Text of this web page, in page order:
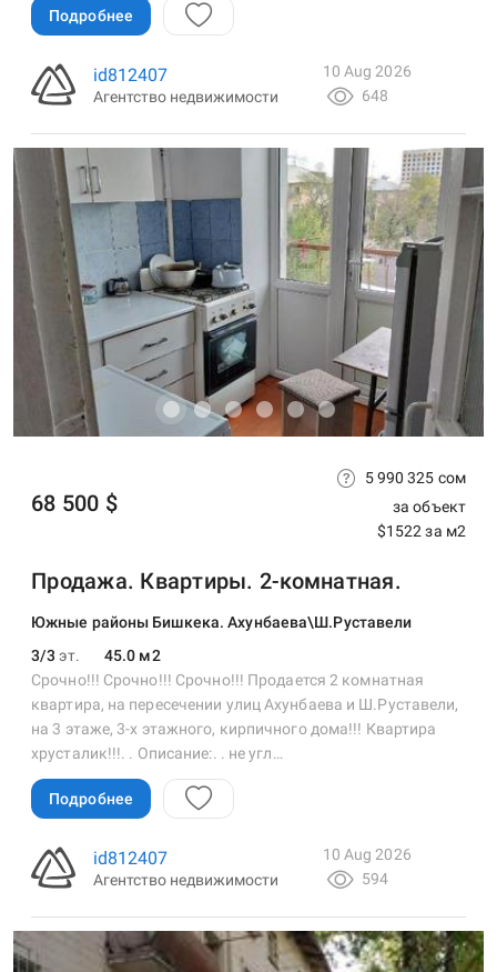
Подробнее
id812407
Агентство недвижимости
10 Aug 2026
648
Продажа. Квартиры. 2-комнатная.
Южные районы Бишкека. Ахунбаева\Ш.Руставели
3/3 эт. 45.0 м2
68 500 $
5 990 325 сом
за объект
$1522 за м2
Срочно!!! Срочно!!! Срочно!!! Продается 2 комнатная
квартира, на пересечении улиц Ахунбаева и Ш.Руставели,
на 3 этаже, 3-х этажного, кирпичного дома!!! Квартира
хрусталик!!!. . Описание:. . не угл…
Подробнее
id812407
Агентство недвижимости
10 Aug 2026
594